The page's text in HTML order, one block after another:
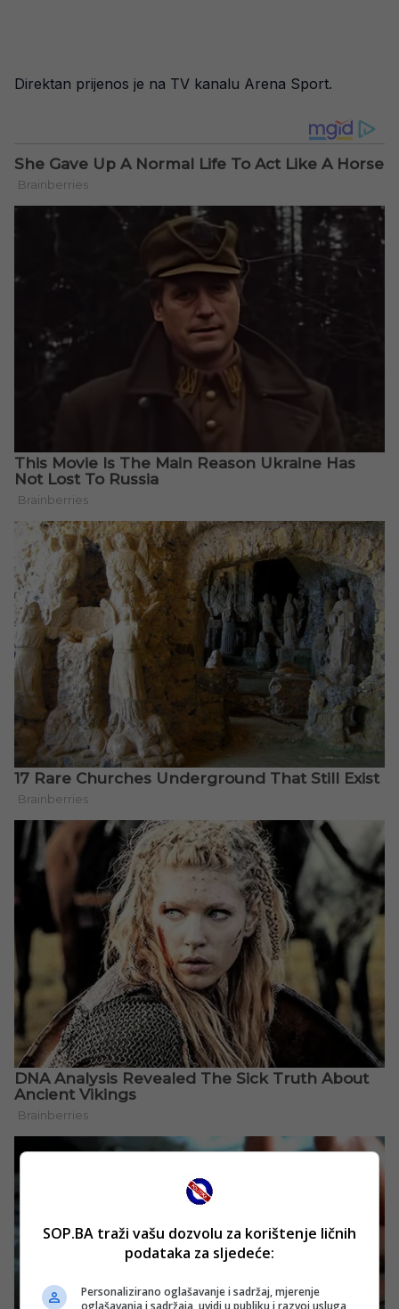
Direktan prijenos je na TV kanalu Arena Sport.
SOP.BA traži vašu dozvolu za korištenje ličnih
podataka za sljedeće:
Personalizirano oglašavanje i sadržaj, mjerenje
oglašavanja i sadržaja, uvidi u publiku i razvoj usluga